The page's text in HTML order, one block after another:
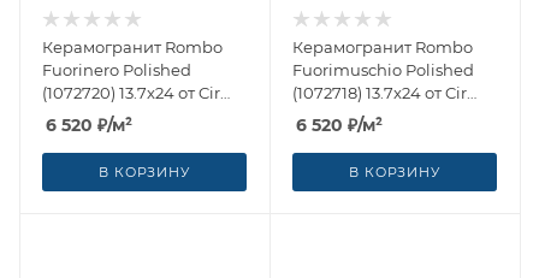
Керамогранит Rombo
Fuorinero Polished
(1072720) 13.7x24 от Cir
Ceramiche (Италия)
6 520 ₽/м²
В КОРЗИНУ
Керамогранит Rombo
Fuorimuschio Polished
(1072718) 13.7x24 от Cir
Ceramiche (Италия)
6 520 ₽/м²
В КОРЗИНУ